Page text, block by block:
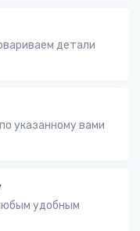
детали
указанному вами
удобным